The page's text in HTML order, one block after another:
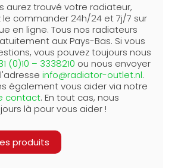
aurez trouvé votre radiateur,
le commander 24h/24 et 7j/7 sur
en ligne. Tous nos radiateurs
aux Pays-Bas. Si vous
vous pouvez toujours nous
(0)10 – 3338210 ou nous envoyer
info@radiator-outlet.nl.
également vous aider via notre
contact. En tout cas, nous
là pour vous aider !
produits